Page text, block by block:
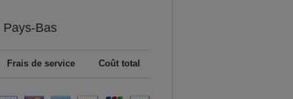
Pays-Bas
Frais de service Coût total